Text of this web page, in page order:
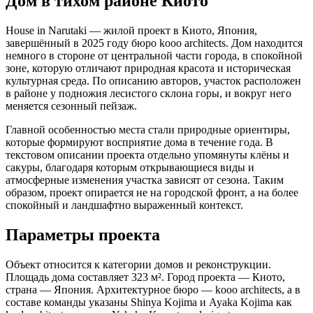
House in Narutaki — жилой проект в Киото, Япония,
завершённый в 2025 году бюро kooo architects. Дом находится
немного в стороне от центральной части города, в спокойной
зоне, которую отличают природная красота и историческая
культурная среда. По описанию авторов, участок расположен
в районе у подножия лесистого склона горы, и вокруг него
меняется сезонный пейзаж.
Главной особенностью места стали природные ориентиры,
которые формируют восприятие дома в течение года. В
текстовом описании проекта отдельно упомянуты клёны и
сакуры, благодаря которым открывающиеся виды и
атмосферные изменения участка зависят от сезона. Таким
образом, проект опирается не на городской фронт, а на более
спокойный и ландшафтно выраженный контекст.
Параметры проекта
Объект относится к категории домов и реконструкции.
Площадь дома составляет 323 м². Город проекта — Киото,
страна — Япония. Архитектурное бюро — kooo architects, а в
составе команды указаны Shinya Kojima и Ayaka Kojima как